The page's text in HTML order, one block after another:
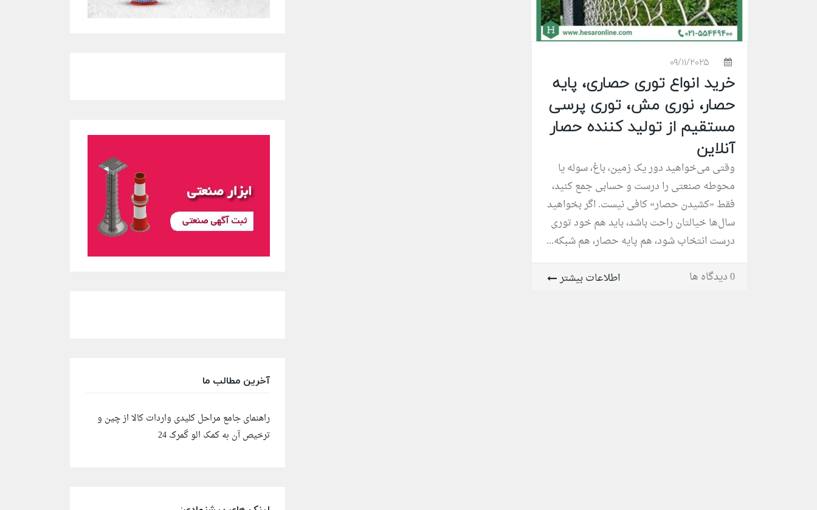
09/11/2025
خرید انواع توری حصاری، پایه
حصار، نوری مش، توری پرسی
مستقیم از تولید کننده حصار
آنلاین
وقتی می‌خواهید دور یک زمین، باغ، سوله یا
محوطه صنعتی را درست و حسابی جمع کنید،
فقط «کشیدن حصار» کافی نیست. اگر بخواهید
سال‌ها خیالتان راحت باشد، باید هم خود توری
درست انتخاب شود، هم پایه حصار، هم شبکه...
0 دیدگاه ها
اطلاعات بیشتر
آخرین مطالب ما
راهنمای جامع مراحل کلیدی واردات کالا از چین و
ترخیص آن به کمک الو گمرک 24